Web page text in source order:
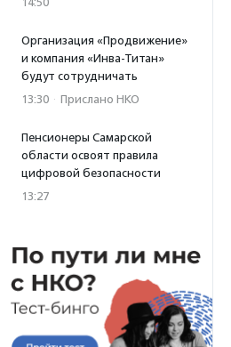
Организация «Продвижение»
и компания «Инва-Титан»
будут сотрудничать
13:30 · Прислано НКО
Пенсионеры Самарской
области освоят правила
цифровой безопасности
13:27